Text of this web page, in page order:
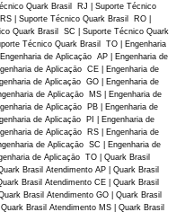
Quark Brasil RJ | Suporte Técnico
| Suporte Técnico Quark Brasil RO |
Quark Brasil SC | Suporte Técnico Quark
Técnico Quark Brasil TO | Engenharia
de Aplicaçāo AP | Engenharia de
de Aplicaçāo CE | Engenharia de
de Aplicaçāo GO | Engenharia de
de Aplicaçāo MS | Engenharia de
de Aplicaçāo PB | Engenharia de
de Aplicaçāo PI | Engenharia de
de Aplicaçāo RS | Engenharia de
de Aplicaçāo SC | Engenharia de
de Aplicaçāo TO | Quark Brasil
Brasil Atendimento AP | Quark Brasil
Brasil Atendimento CE | Quark Brasil
Brasil Atendimento GO | Quark Brasil
Brasil Atendimento MS | Quark Brasil